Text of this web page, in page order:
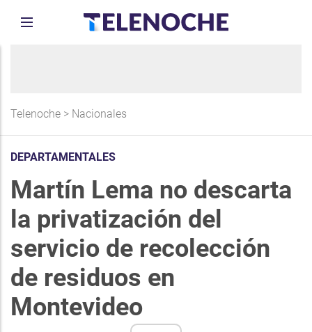
Telenoche > Nacionales
DEPARTAMENTALES
Martín Lema no descarta
la privatización del
servicio de recolección
de residuos en
Montevideo